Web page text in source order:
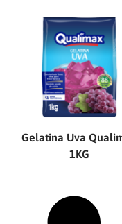
Gelatina Uva
1KG